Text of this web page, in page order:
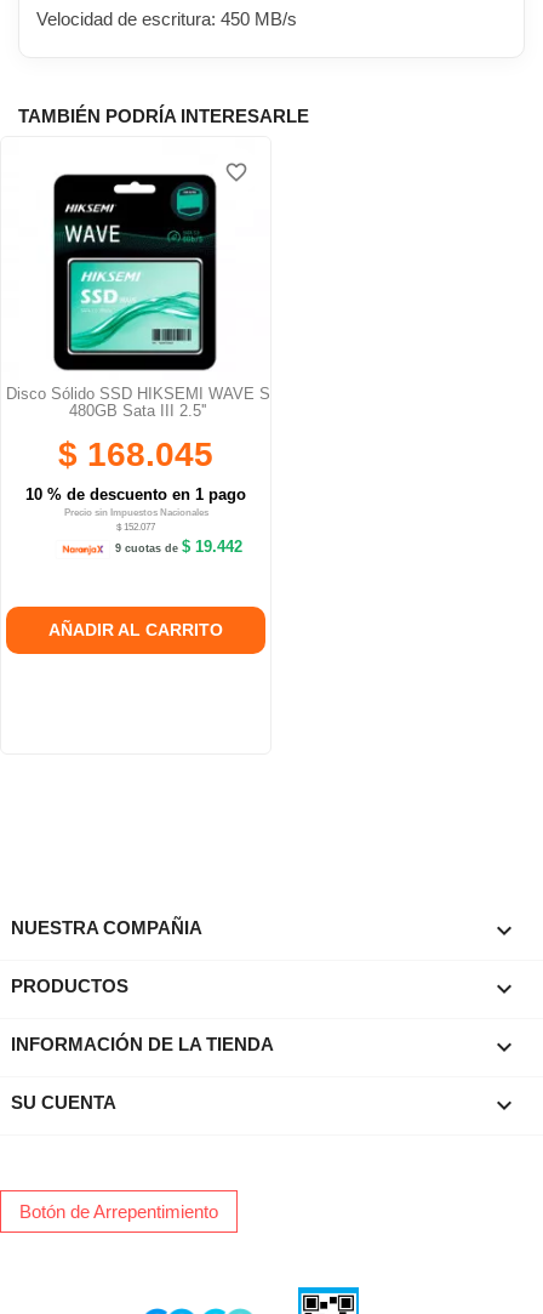
Velocidad de escritura: 450 MB/s
TAMBIÉN PODRÍA INTERESARLE
Disco Sólido SSD HIKSEMI WAVE S
480GB Sata III 2.5''
$ 168.045
10 % de descuento en 1 pago
Precio sin Impuestos Nacionales
$ 152.077
9 cuotas de$ 19.442
AÑADIR AL CARRITO
favorite_border
NUESTRA COMPAÑIA 
PRODUCTOS 
INFORMACIÓN DE LA TIENDA keyboard_arrow_down
SU CUENTA 
Botón de Arrepentimiento